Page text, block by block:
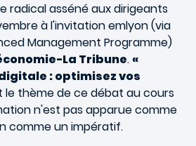
radical asséné aux dirigeants
à l'invitation emlyon (via
Management Programme)
La Tribune. «
: optimisez vos
le thème de ce débat au cours
n'est pas apparue comme
comme un impératif.